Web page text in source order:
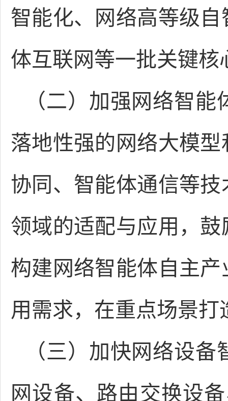
智能化、网络高等级
体互联网等一批关键核
（二）加强网络智
落地性强的网络大模
协同、智能体通信等
领域的适配与应用，
构建网络智能体自主
用需求，在重点场景
（三）加快网络设
网设备、路由交换设